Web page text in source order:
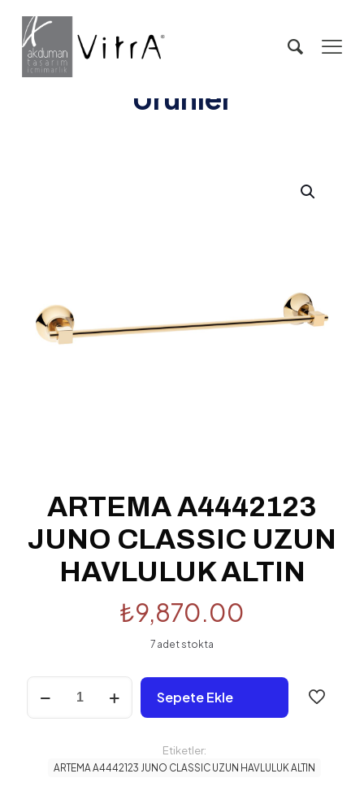
Ürünler
ARTEMA A4442123
JUNO CLASSIC UZUN
HAVLULUK ALTIN
₺9,870.00
7 adet stokta
ARTEMA
A4442123
JUNO
ALTIN
Sepete Ekle
Etiketler:
ARTEMA A4442123 JUNO CLASSIC UZUN HAVLULUK ALTIN